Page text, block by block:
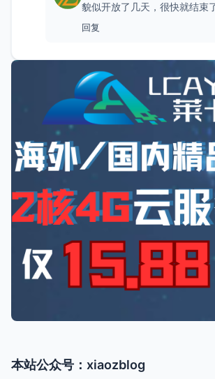
貌似开放了几天，很快就结束了
回复
本站公众号：xiaozblog